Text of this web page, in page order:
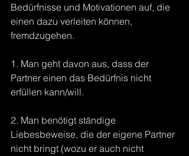
Bedürfnisse und Motivationen auf, die
einen dazu verleiten können,
fremdzugehen.
1. Man geht davon aus, dass der
Partner einen das Bedürfnis nicht
erfüllen kann/will.
2. Man benötigt ständige
Liebesbeweise, die der eigene Partner
nicht bringt (wozu er auch nicht